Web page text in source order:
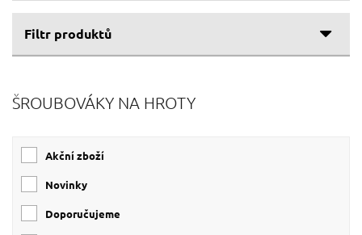
Filtr produktů
Výrobce
EXTOL-PREMIUM
ŠROUBOVÁKY NA HROTY
Akční zboží
Novinky
Doporučujeme